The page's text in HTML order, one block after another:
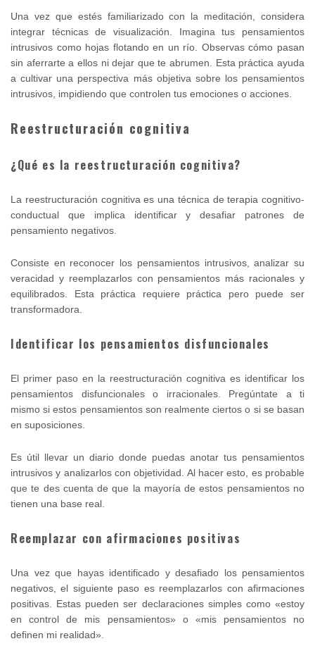
Una vez que estés familiarizado con la meditación, considera
integrar técnicas de visualización. Imagina tus pensamientos
intrusivos como hojas flotando en un río. Observas cómo pasan
sin aferrarte a ellos ni dejar que te abrumen. Esta práctica ayuda
a cultivar una perspectiva más objetiva sobre los pensamientos
intrusivos, impidiendo que controlen tus emociones o acciones.
Reestructuración cognitiva
¿Qué es la reestructuración cognitiva?
La reestructuración cognitiva es una técnica de terapia cognitivo-
conductual que implica identificar y desafiar patrones de
pensamiento negativos.
Consiste en reconocer los pensamientos intrusivos, analizar su
veracidad y reemplazarlos con pensamientos más racionales y
equilibrados. Esta práctica requiere práctica pero puede ser
transformadora.
Identificar los pensamientos disfuncionales
El primer paso en la reestructuración cognitiva es identificar los
pensamientos disfuncionales o irracionales. Pregúntate a ti
mismo si estos pensamientos son realmente ciertos o si se basan
en suposiciones.
Es útil llevar un diario donde puedas anotar tus pensamientos
intrusivos y analizarlos con objetividad. Al hacer esto, es probable
que te des cuenta de que la mayoría de estos pensamientos no
tienen una base real.
Reemplazar con afirmaciones positivas
Una vez que hayas identificado y desafiado los pensamientos
negativos, el siguiente paso es reemplazarlos con afirmaciones
positivas. Estas pueden ser declaraciones simples como «estoy
en control de mis pensamientos» o «mis pensamientos no
definen mi realidad».